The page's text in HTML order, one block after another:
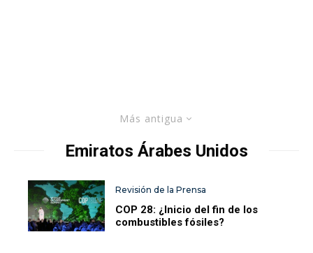
Más antigua
Emiratos Árabes Unidos
Revisión de la Prensa
COP 28: ¿Inicio del fin de los
combustibles fósiles?